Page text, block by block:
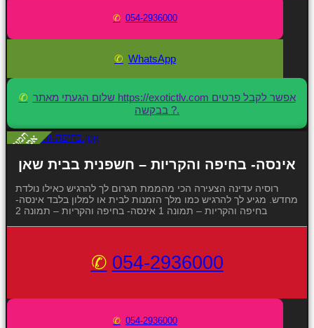
054-2936000
WhatsApp
שלום הגעתי מאתר https://exotictlv.com אפשר לקבל פרטים
בבקשה ?.
אינסה- בחיפה והקריות – חשפנית בבית שאן
רוסיה עדינה הצעירה הכי מהממת תגרום לך להרגיש כאילו נולדת
מחדש. מגיע לך להרגיש כמו מלך הזמנות לבית או למלון בלבד אינסה-
בחיפה והקריות – תמונה 1 אינסה- בחיפה והקריות – תמונה 2
054-2936000
054-2936000